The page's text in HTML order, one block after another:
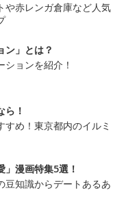
や赤レンガ倉庫など人気
ン」とは？
ョンを紹介！
ら！
め！東京都内のイルミ
」漫画特集5選！
豆知識からデートあるあ